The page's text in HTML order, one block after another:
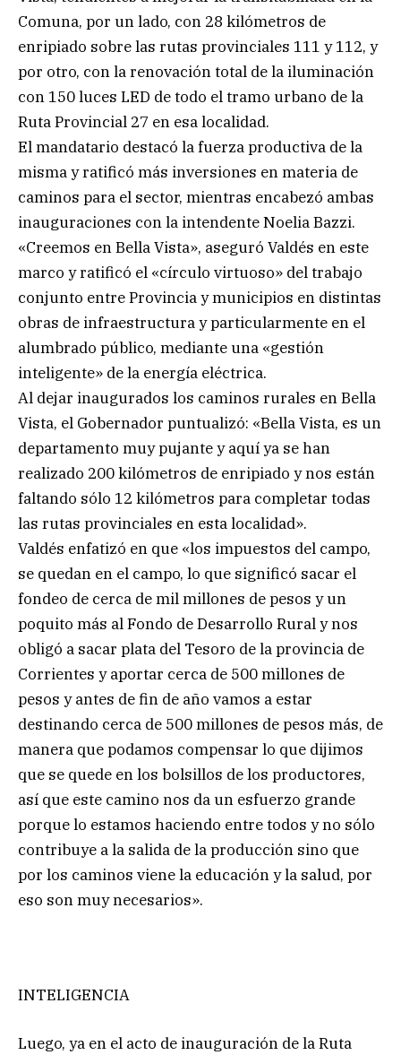
Comuna, por un lado, con 28 kilómetros de
enripiado sobre las rutas provinciales 111 y 112, y
por otro, con la renovación total de la iluminación
con 150 luces LED de todo el tramo urbano de la
Ruta Provincial 27 en esa localidad.
El mandatario destacó la fuerza productiva de la
misma y ratificó más inversiones en materia de
caminos para el sector, mientras encabezó ambas
inauguraciones con la intendente Noelia Bazzi.
«Creemos en Bella Vista», aseguró Valdés en este
marco y ratificó el «círculo virtuoso» del trabajo
conjunto entre Provincia y municipios en distintas
obras de infraestructura y particularmente en el
alumbrado público, mediante una «gestión
inteligente» de la energía eléctrica.
Al dejar inaugurados los caminos rurales en Bella
Vista, el Gobernador puntualizó: «Bella Vista, es un
departamento muy pujante y aquí ya se han
realizado 200 kilómetros de enripiado y nos están
faltando sólo 12 kilómetros para completar todas
las rutas provinciales en esta localidad».
Valdés enfatizó en que «los impuestos del campo,
se quedan en el campo, lo que significó sacar el
fondeo de cerca de mil millones de pesos y un
poquito más al Fondo de Desarrollo Rural y nos
obligó a sacar plata del Tesoro de la provincia de
Corrientes y aportar cerca de 500 millones de
pesos y antes de fin de año vamos a estar
destinando cerca de 500 millones de pesos más, de
manera que podamos compensar lo que dijimos
que se quede en los bolsillos de los productores,
así que este camino nos da un esfuerzo grande
porque lo estamos haciendo entre todos y no sólo
contribuye a la salida de la producción sino que
por los caminos viene la educación y la salud, por
eso son muy necesarios».
INTELIGENCIA
Luego, ya en el acto de inauguración de la Ruta